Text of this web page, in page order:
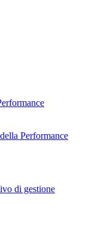
Performance
di gestione